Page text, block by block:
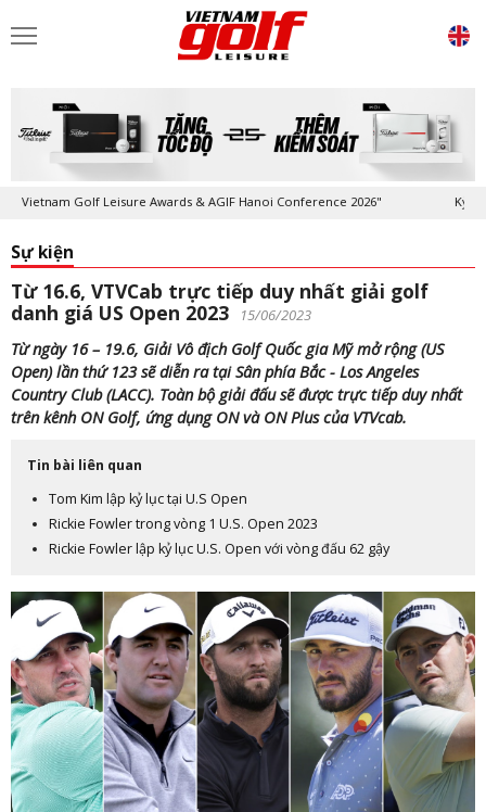
Golf Leisure Awards & AGIF Hanoi Conference 2026" Kỷ niệm
Sự kiện
Từ 16.6, VTVCab trực tiếp duy nhất giải golf
danh giá US Open 2023
15/06/2023
Từ ngày 16 – 19.6, Giải Vô địch Golf Quốc gia Mỹ mở rộng (US
Open) lần thứ 123 sẽ diễn ra tại Sân phía Bắc - Los Angeles
Country Club (LACC). Toàn bộ giải đấu sẽ được trực tiếp duy nhất
trên kênh ON Golf, ứng dụng ON và ON Plus của VTVcab.
Tin bài liên quan
Tom Kim lập kỷ lục tại U.S Open
Rickie Fowler trong vòng 1 U.S. Open 2023
Rickie Fowler lập kỷ lục U.S. Open với vòng đấu 62 gậy